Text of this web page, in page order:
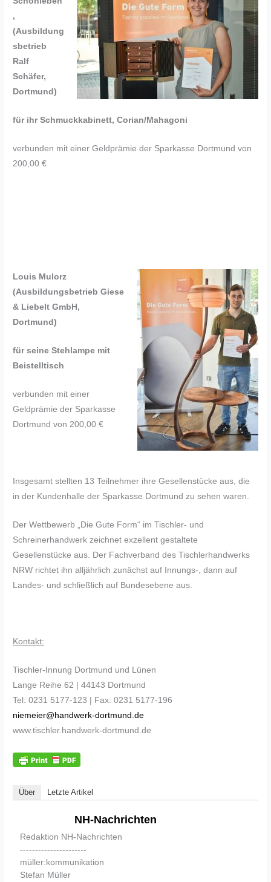
,
(Ausbildung
sbetrieb
Ralf
Schäfer,
Dortmund)
für ihr Schmuckkabinett, Corian/Mahagoni
verbunden mit einer Geldprämie der Sparkasse Dortmund von
200,00 €
Louis Mulorz
(Ausbildungsbetrieb Giese
& Liebelt GmbH,
Dortmund)
für seine Stehlampe mit
Beistelltisch
verbunden mit einer
Geldprämie der Sparkasse
Dortmund von 200,00 €
Insgesamt stellten 13 Teilnehmer ihre Gesellenstücke aus, die
in der Kundenhalle der Sparkasse Dortmund zu sehen waren.
Der Wettbewerb „Die Gute Form“ im Tischler- und
Schreinerhandwerk zeichnet exzellent gestaltete
Gesellenstücke aus. Der Fachverband des Tischlerhandwerks
NRW richtet ihn alljährlich zunächst auf Innungs-, dann auf
Landes- und schließlich auf Bundesebene aus.
Kontakt:
Tischler-Innung Dortmund und Lünen
Lange Reihe 62 | 44143 Dortmund
Tel: 0231 5177-123 | Fax: 0231 5177-196
niemeier@handwerk-dortmund.de
www.tischler.handwerk-dortmund.de
Über Letzte Artikel
NH-Nachrichten
Redaktion NH-Nachrichten
----------------------
müller:kommunikation
Stefan Müller